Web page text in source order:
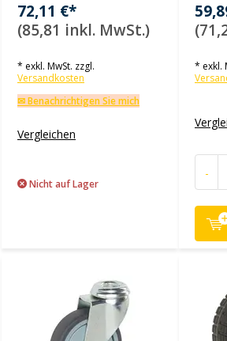
72,11 €*
(85,81 inkl. MwSt.)
* exkl. MwSt. zzgl.
Versandkosten
✉ Benachrichtigen Sie mich
Vergleichen
Nicht auf Lager
* exkl.
-